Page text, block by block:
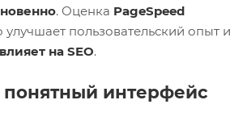
. Оценка PageSpeed
улучшает пользовательский опыт и
на SEO.
интерфейс